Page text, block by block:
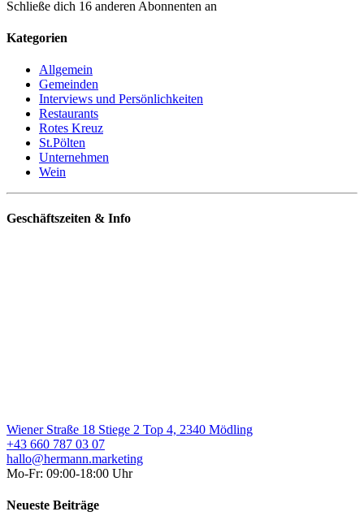
Schließe dich 16 anderen Abonnenten an
Kategorien
Allgemein
Gemeinden
Interviews und Persönlichkeiten
Restaurants
Rotes Kreuz
St.Pölten
Unternehmen
Wein
Geschäftszeiten & Info
Wiener Straße 18 Stiege 2 Top 4, 2340 Mödling
+43 660 787 03 07
hallo@hermann.marketing
Mo-Fr: 09:00-18:00 Uhr
Neueste Beiträge